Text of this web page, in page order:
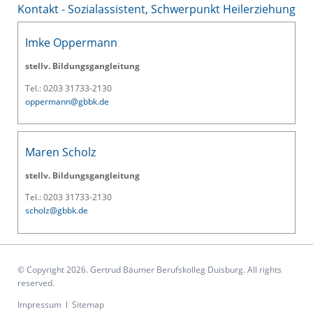
Kontakt - Sozialassistent, Schwerpunkt Heilerziehung
Imke Oppermann
stellv. Bildungsgangleitung
Tel.: 0203 31733-2130
oppermann@gbbk.de
Maren Scholz
stellv. Bildungsgangleitung
Tel.: 0203 31733-2130
scholz@gbbk.de
© Copyright 2026. Gertrud Bäumer Berufskolleg Duisburg. All rights
reserved.
Navigation
Impressum Sitemap